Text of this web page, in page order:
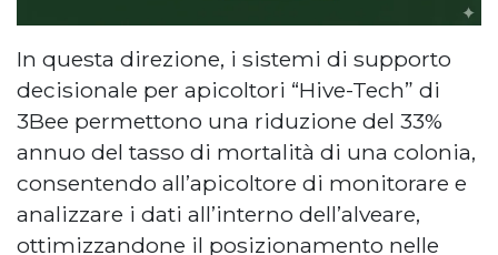
In questa direzione, i sistemi di supporto
decisionale per apicoltori “Hive-Tech” di
3Bee permettono una riduzione del 33%
annuo del tasso di mortalità di una colonia,
consentendo all’apicoltore di monitorare e
analizzare i dati all’interno dell’alveare,
ottimizzandone il posizionamento nelle